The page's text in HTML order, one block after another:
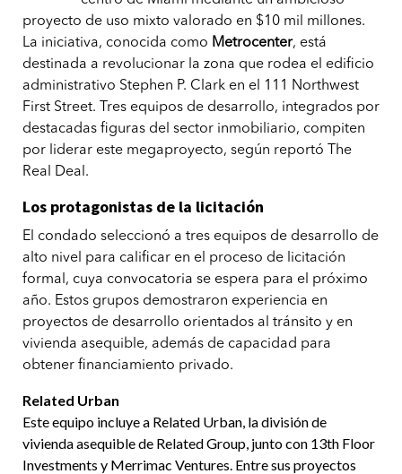
proyecto de uso mixto valorado en $10 mil millones.
La iniciativa, conocida como Metrocenter, está
destinada a revolucionar la zona que rodea el edificio
administrativo Stephen P. Clark en el 111 Northwest
First Street. Tres equipos de desarrollo, integrados por
destacadas figuras del sector inmobiliario, compiten
por liderar este megaproyecto, según reportó The
Real Deal.
Los protagonistas de la licitación
El condado seleccionó a tres equipos de desarrollo de
alto nivel para calificar en el proceso de licitación
formal, cuya convocatoria se espera para el próximo
año. Estos grupos demostraron experiencia en
proyectos de desarrollo orientados al tránsito y en
vivienda asequible, además de capacidad para
obtener financiamiento privado.
Related Urban
Este equipo incluye a Related Urban, la división de
vivienda asequible de Related Group, junto con 13th Floor
Investments y Merrimac Ventures. Entre sus proyectos